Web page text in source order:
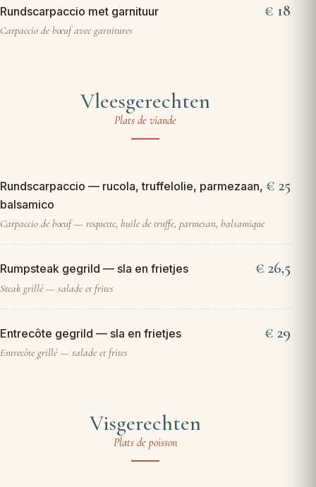
Rundscarpaccio met garnituur
Carpaccio de bœuf avec garnitures
18
Vleesgerechten
Plats de viande
Rundscarpaccio — rucola, truffelolie, parmezaan,
balsamico
Carpaccio de bœuf — roquette, huile de truffe, parmesan, balsamique
25
Rumpsteak gegrild — sla en frietjes
Steak grillé — salade et frites
26,5
Entrecôte gegrild — sla en frietjes
Entrecôte grillé — salade et frites
29
Visgerechten
Plats de poisson